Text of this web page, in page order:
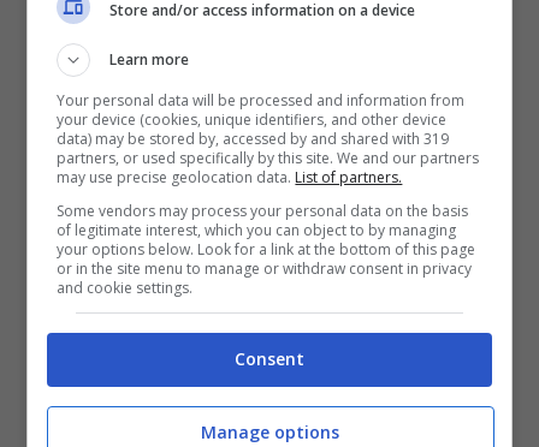
loro letali abilità per sconfiggere furtivamente
le file nemiche;
• Completa ogni missione scegliendo fra una
grande varietà di soluzioni e percorsi diversi;
• Distruggi nemici apparentemente
impossibili con un’attenta pianificazione e con
esecuzioni a tempo;
• Ammirate la gloria dei classici scenari del
selvaggio West come la città di frontiera, il
canyon del deserto, le paludi del Mississippi,
le grandi città moderne e molte altre location
sia di giorno che di notte;
Store and/or access information on a device
Learn more
Your personal data will be processed and information from
your device (cookies, unique identifiers, and other device
data) may be stored by, accessed by and shared with 319
partners, or used specifically by this site. We and our partners
may use precise geolocation data. List of partners.
Some vendors may process your personal data on the basis
of legitimate interest, which you can object to by managing
your options below. Look for a link at the bottom of this page
or in the site menu to manage or withdraw consent in privacy
and cookie settings.
Consent
Manage options